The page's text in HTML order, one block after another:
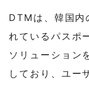
DTMは、韓国内
れているパスポ
ソリューション
しており、ユー